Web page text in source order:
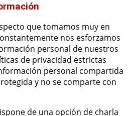
que tomamos muy en
nos esforzamos
personal de nuestros
de privacidad estrictas
personal compartida
y no se comparte con
de una opción de charla